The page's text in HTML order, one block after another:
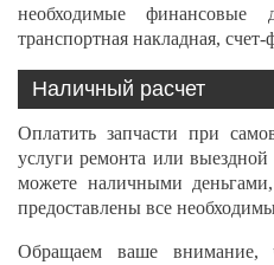
необходимые финансовые
транспортная накладная,
Наличный расчет
Оплатить запчасти при
услуги ремонта или
можете наличными
предоставлены все
Обращаем ваше внимание,